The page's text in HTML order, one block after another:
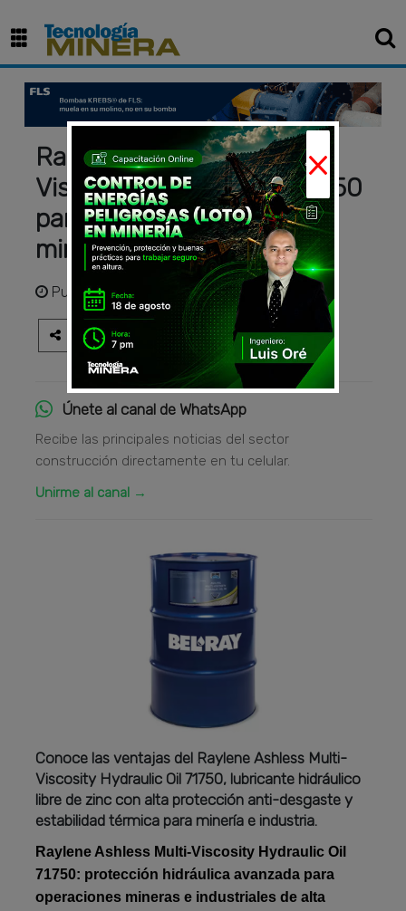
Raylene Ashless Multi-
Viscosity Hydraulic Oil 71750
para sistemas hidráulicos
mineros
Publicadohace 2 meses
Únete al canal de WhatsApp
Recibe las principales noticias del sector
construcción directamente en tu celular.
Unirme al canal →
Conoce las ventajas del Raylene Ashless Multi-
Viscosity Hydraulic Oil 71750, lubricante hidráulico
libre de zinc con alta protección anti-desgaste y
estabilidad térmica para minería e industria.
Raylene Ashless Multi-Viscosity Hydraulic Oil
71750: protección hidráulica avanzada para
operaciones mineras e industriales de alta
×